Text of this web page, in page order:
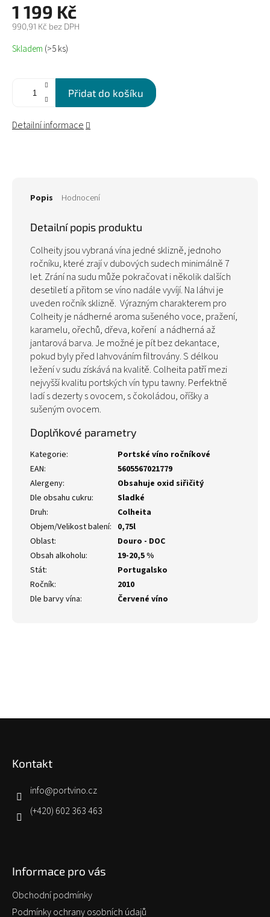
1 199 Kč
990,91 Kč bez DPH
Měrná
cena:
Skladem (>5 ks)
Přidat do košíku
Detailní informace
Popis Hodnocení
Detailní popis produktu
Colheity jsou vybraná vína jedné sklizně, jednoho
ročníku, které zrají v dubových sudech minimálně 7
let. Zrání na sudu může pokračovat i několik dalších
desetiletí a přitom se víno nadále vyvíjí. Na láhvi je
uveden ročník sklizně. Výrazným charakterem pro
Colheity je nádherné aroma sušeného voce, pražení,
karamelu, ořechů, dřeva, koření a nádherná až
jantarová barva. Je možné je pít bez dekantace,
pokud byly před lahvováním filtrovány. S délkou
ležení v sudu získává na kvalitě. Colheita patří mezi
nejvyšší kvalitu portských vín typu tawny. Perfektně
ladí s dezerty s ovocem, s čokoládou, oříšky a
sušeným ovocem.
Doplňkové parametry
Kategorie:
Portské víno ročníkové
EAN:
5605567021779
Alergeny:
Obsahuje oxid siřičitý
Dle obsahu cukru:
Sladké
Druh:
Colheita
Objem/Velikost balení: 0,75l
Oblast:
Douro - DOC
Obsah alkoholu:
19-20,5 %
Stát:
Portugalsko
Ročník:
2010
Dle barvy vína: Červené víno
Kontakt
info@portvino.cz
(+420) 602 363 463
Informace pro vás
Obchodní podmínky
Podmínky ochrany osobních údajů